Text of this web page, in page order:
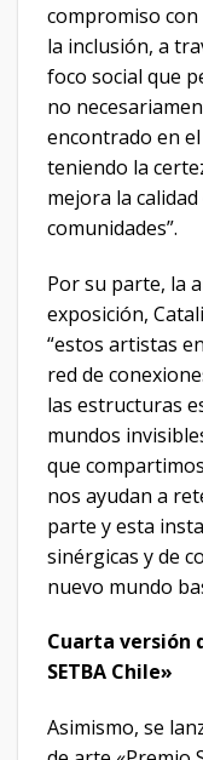
compromiso con
la inclusión, a
foco social que
no
encontrado en
teniendo la
mejora la
comunidades”.
Por su parte, la
exposición,
“estos artistas
red de
las estructuras
mundos
que
nos ayudan a
parte y esta
sinérgicas y de
nuevo mundo
Cuarta versión
SETBA Chile»
Asimismo, se